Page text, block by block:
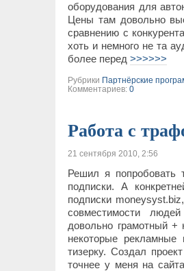
оборудования для
Цены там довольно
сравнению с
хоть и немного не та
более перед>>>>>>
Рубрики Партнёрские
Комментариев:0
Работа с
21 сентября 2010, 2:56
Решил я попробовать
подписки. А
подписки
совместимости
довольно грамотный
некоторые
тизерку. Создал
точнее у меня на